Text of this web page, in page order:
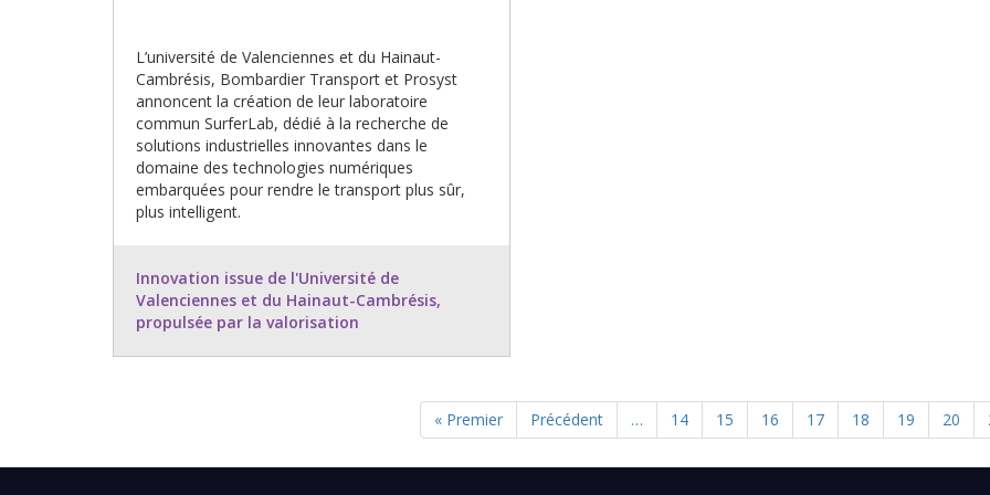
L’université de Valenciennes et du Hainaut-
Cambrésis, Bombardier Transport et Prosyst
annoncent la création de leur laboratoire
commun SurferLab, dédié à la recherche de
solutions industrielles innovantes dans le
domaine des technologies numériques
embarquées pour rendre le transport plus sûr,
plus intelligent.
Innovation issue de l'Université de
Valenciennes et du Hainaut-Cambrésis,
propulsée par la valorisation
Première
page
« Premier
Page
précédente
Précédent … Page
14 Page
15 Page
16 Page
17 Page
18 Page
19 Page
20